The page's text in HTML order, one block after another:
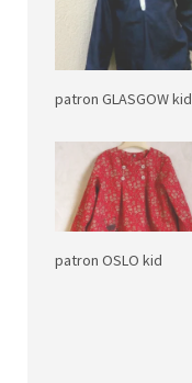
patron GLASGOW kid
patron OSLO kid